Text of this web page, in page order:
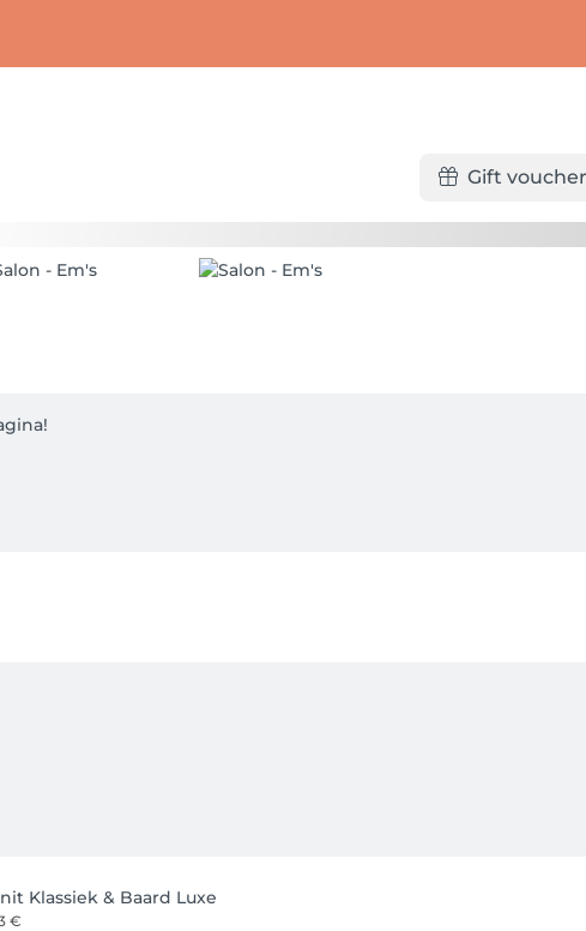
Gift voucher
je de eerst mogelijke datum. Ben je niet 100% zeker of je
met de bevestiging . 24 uur voor de afspraak ontvang je een
wanneer jouw volgende afspraak is geboekt. Hier kun je ook
Klassiek & Baard Luxe
€